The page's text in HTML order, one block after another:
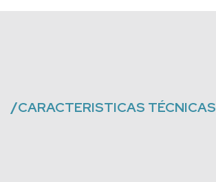
/CARACTERISTICAS TÉCNICAS